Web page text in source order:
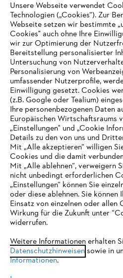
30 TAGE
Unternehmen
Online Shop
Service
IHR BROWSER
UNTERSTÜTZT
eine optimale Nutzung unserer
einem der folgenden Browser zu
Unsere Webseite verwendet
Technologien („Cookies“). Zur
Webseite setzen wir bestimmte
Cookies" auch ohne Ihre
wir zur Optimierung der
Bereitstellung personalisierter
Untersuchung von
Personalisierung von
umfassender Nutzerprofile,
Einwilligung gesetzt. Cookies
(z.B. Google oder Tealium)
Ihre personenbezogenen Daten
Europäischen Wirtschaftsraums
„Einstellungen" und „Cookie
Details zu den von uns und
Mit „Alle akzeptieren“ willigen
Cookies und die damit
Mit „Alle ablehnen“, verweigern
nicht unbedingt erforderlichen
„Einstellungen“ können Sie
oder diese ablehnen. Sie können
Einsatz von einzelnen oder
Wirkung für die Zukunft unter
widerrufen.
Weitere Informationen erhalten
Datenschutzhinweisensowie in
Informationen.